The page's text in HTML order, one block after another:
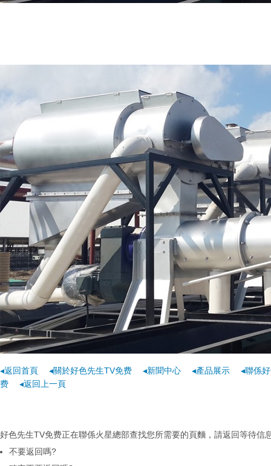
◂返回首頁 ◂關於好色先生TV免费 ◂新聞中心 ◂產品展示
◂聯係
费
◂返回上一頁
好色先生TV免费正在聯係火星總部查找您所需要的頁麵，請返回等待信
不要返回嗎?